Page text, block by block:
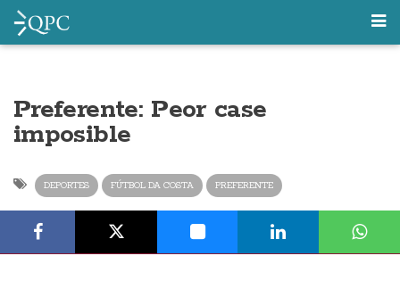
Preferente: Peor case
imposible
DEPORTES FÚTBOL DA COSTA PREFERENTE